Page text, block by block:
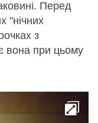
Перед
"нічних
з
вона при цьому